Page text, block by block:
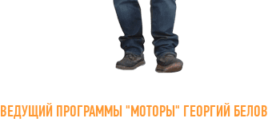
ВЕДУЩИЙ ПРОГРАММЫ "МОТОРЫ" ГЕОРГИЙ БЕЛОВ